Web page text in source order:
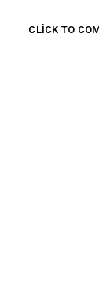
CLICK TO